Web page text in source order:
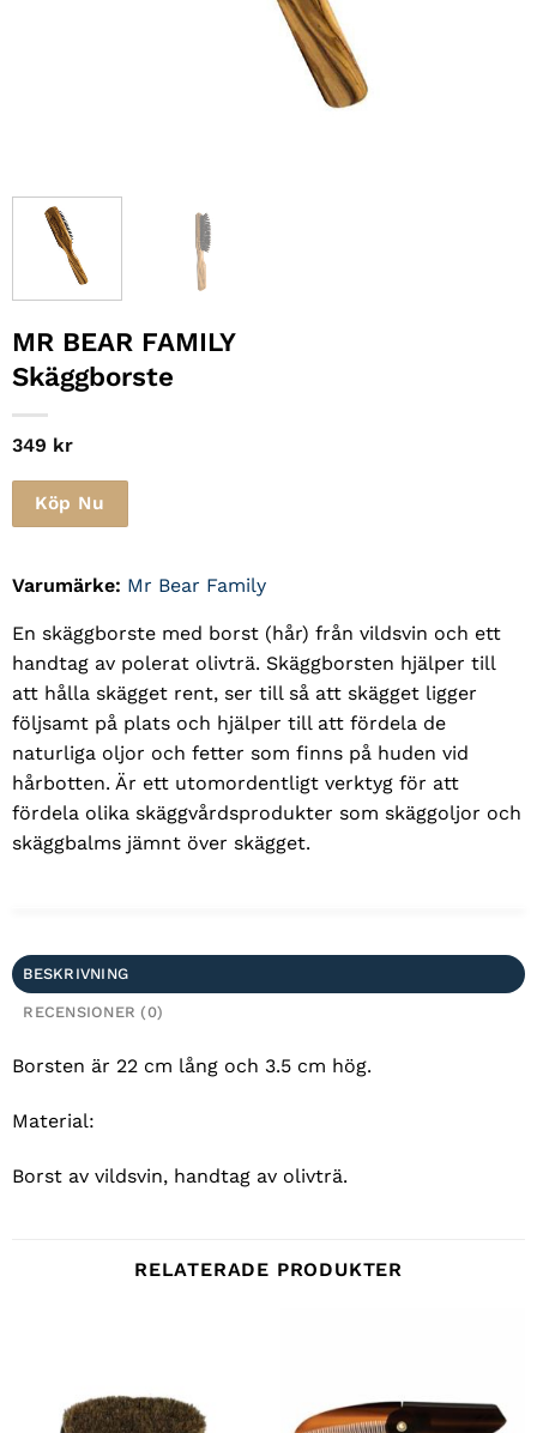
MR BEAR FAMILY
Skäggborste
349 kr
Köp Nu
Varumärke: Mr Bear Family
En skäggborste med borst (hår) från vildsvin och ett
handtag av polerat olivträ. Skäggborsten hjälper till
att hålla skägget rent, ser till så att skägget ligger
följsamt på plats och hjälper till att fördela de
naturliga oljor och fetter som finns på huden vid
hårbotten. Är ett utomordentligt verktyg för att
fördela olika skäggvårdsprodukter som skäggoljor och
skäggbalms jämnt över skägget.
BESKRIVNING
RECENSIONER (0)
Borsten är 22 cm lång och 3.5 cm hög.
Material:
Borst av vildsvin, handtag av olivträ.
RELATERADE PRODUKTER